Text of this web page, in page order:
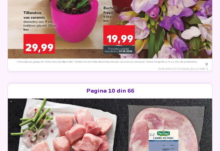
Pagina 10 din 66